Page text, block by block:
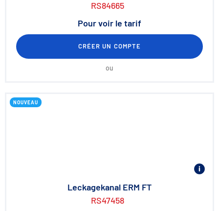
RS84665
Pour voir le tarif
CRÉER UN COMPTE
ou
NOUVEAU
Leckagekanal ERM FT
RS47458